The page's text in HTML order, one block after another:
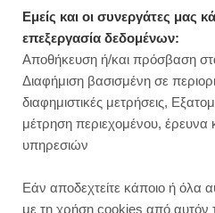
o
k
TAG
CABBAGE
Cabbage with
Εμείς και οι συνεργάτες μας
επεξεργασία δεδομένων:
Αποθήκευση ή/και πρόσβαση
Διαφήμιση βασισμένη σε
διαφημιστικές μετρήσεις,
μέτρηση περιεχομένου, έρευνα
υπηρεσιών
Εάν αποδεχτείτε κάποιο ή όλα
με τη χρήση cookies από αυτόν